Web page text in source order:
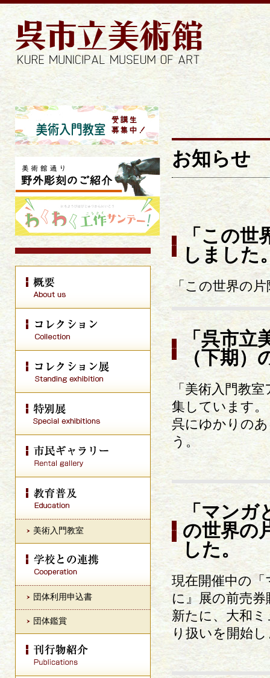
お知らせ | 近
美術入門教室
団体利用申込書
団体鑑賞
お知らせ
「この
しました
「この世界の
「呉市立
（下期）
「美術入門教
集しています。
呉にゆかりの
う。
「マンガ
の世界の
した。
現在開催中の
に』展の前売
新たに、大和
り扱いを開始